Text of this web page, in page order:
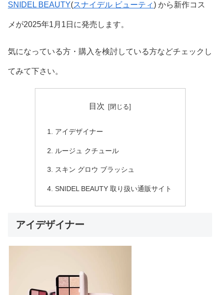
SNIDEL BEAUTY(スナイデル ビューティ) から新作コス
メが2025年1月1日に発売します。
気になっている方・購入を検討している方などチェックし
てみて下さい。
目次
アイデザイナー
ルージュ クチュール
スキン グロウ ブラッシュ
SNIDEL BEAUTY 取り扱い通販サイト
アイデザイナー